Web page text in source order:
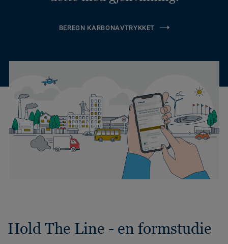
BEREGN KARBONAVTRYKKET
Hold The Line - en formstudie